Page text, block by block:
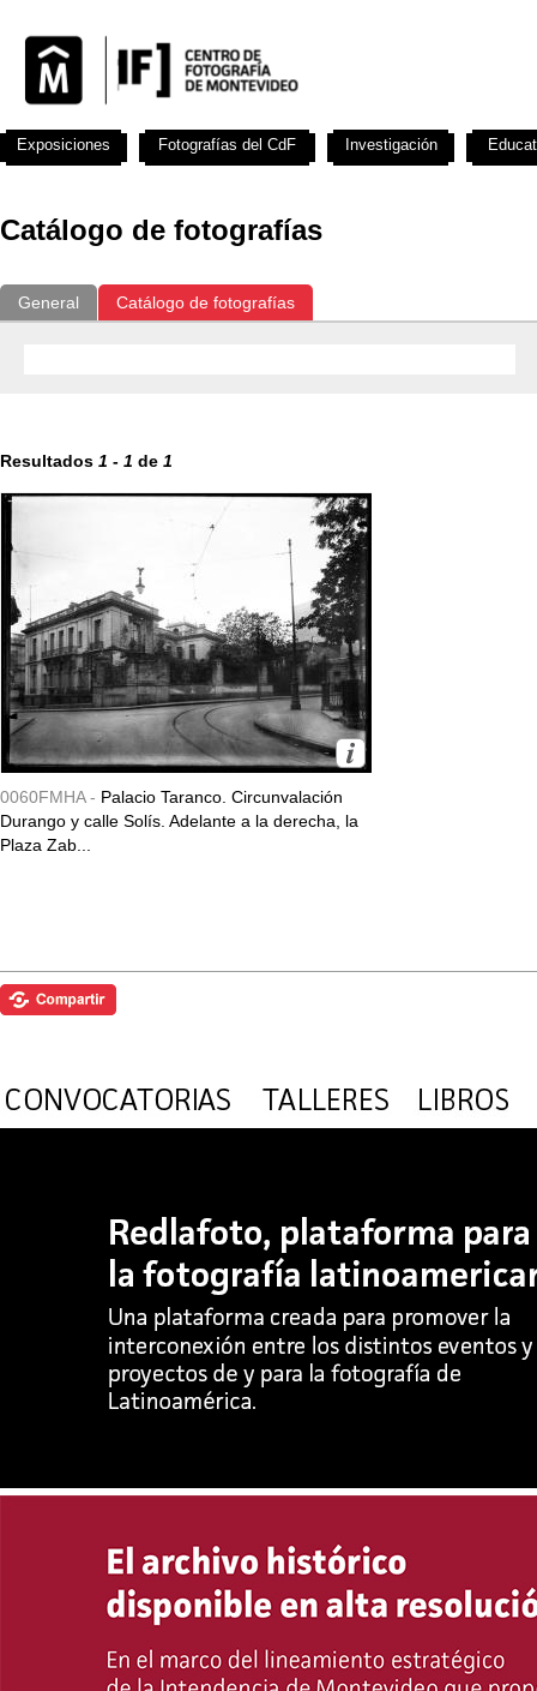
Catálogo de fotografías
General Catálogo de fotografías
Resultados 1 - 1 de 1
0060FMHA - Palacio Taranco. Circunvalación
Durango y calle Solís. Adelante a la derecha, la
Plaza Zab...
Exposiciones Fotografías del CdF Investigación